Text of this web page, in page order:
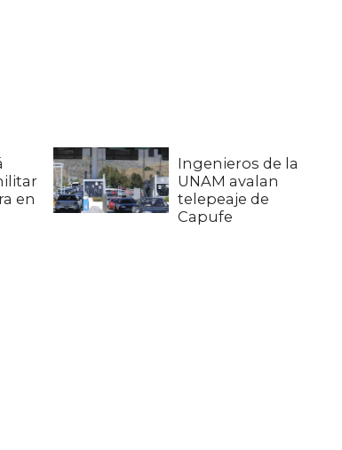
en
Ingenieros de la
UNAM avalan
telepeaje de
Capufe